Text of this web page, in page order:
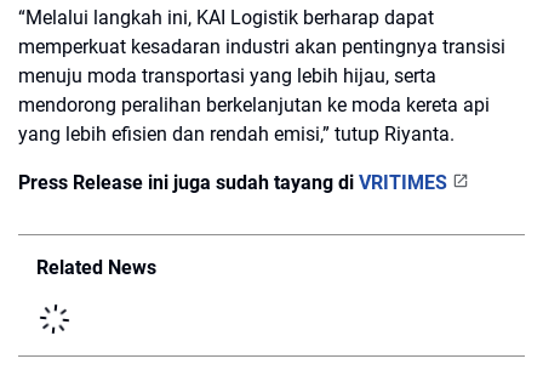
“Melalui langkah ini, KAI Logistik berharap dapat
memperkuat kesadaran industri akan pentingnya transisi
menuju moda transportasi yang lebih hijau, serta
mendorong peralihan berkelanjutan ke moda kereta api
yang lebih efisien dan rendah emisi,” tutup Riyanta.
Press Release ini juga sudah tayang di VRITIMES
Related News